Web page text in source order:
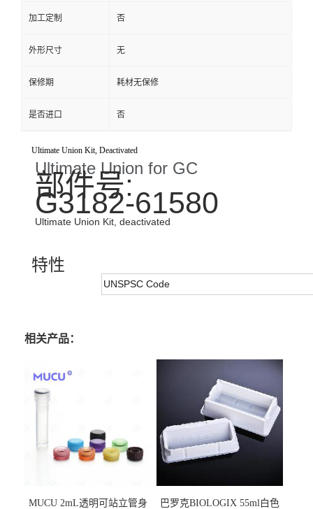
加工定制 否
外形尺寸 无
保修期 耗材无保修
是否进口 否
Ultimate Union Kit, Deactivated
Ultimate Union for GC
部件号:
G3182-61580
Ultimate Union Kit, deactivated
特性
UNSPSC Code
相关产品：
MUCU 2mL透明可站立管身
巴罗克BIOLOGIX 55ml白色